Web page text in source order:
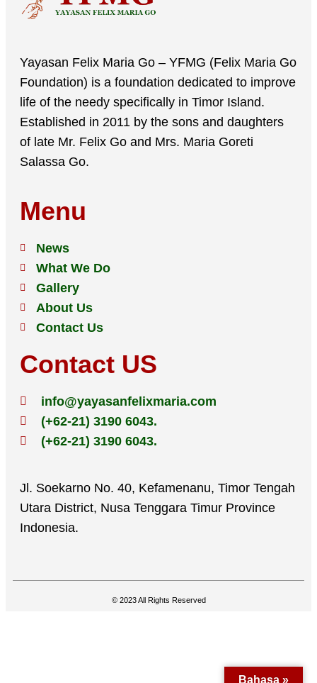
Yayasan Felix Maria Go – YFMG (Felix Maria Go
Foundation) is a foundation dedicated to improve
life of the needy specifically in Timor Island.
Established in 2011 by the sons and daughters
of late Mr. Felix Go and Mrs. Maria Goreti
Salassa Go.
Menu
News
What We Do
Gallery
About Us
Contact Us
Contact US
info@yayasanfelixmaria.com
(+62-21) 3190 6043.
(+62-21) 3190 6043.
Jl. Soekarno No. 40, Kefamenanu, Timor Tengah
Utara District, Nusa Tenggara Timur Province
Indonesia.
© 2023 All Rights Reserved
Bahasa »